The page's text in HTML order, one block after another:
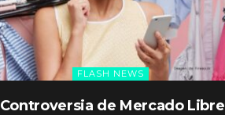
FLASH NEWS
Controversia de Mercado Libre